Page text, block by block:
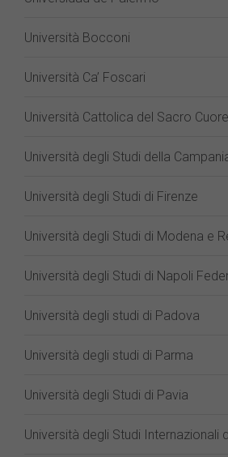
Università Bocconi
Università Ca’ Foscari
Università Cattolica del Sacro Cuore
Università degli Studi della
Università degli Studi di Firenze
Università degli Studi di Modena e
Università degli Studi di Napoli
Università degli studi di Padova
Università degli studi di Parma
Università degli Studi di Pavia
Università degli Studi Internazionali